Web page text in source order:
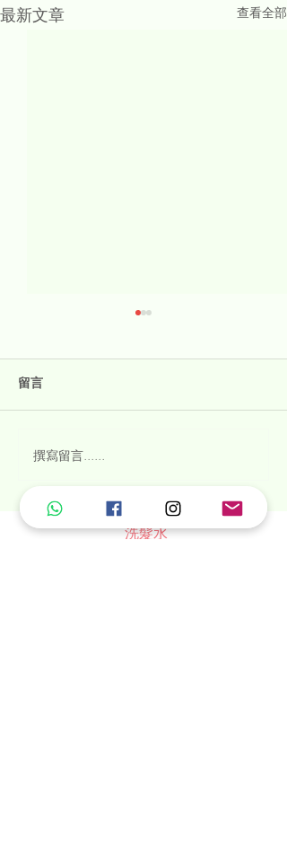
最新文章 查看全部
留言
撰寫留言......
洗髮水